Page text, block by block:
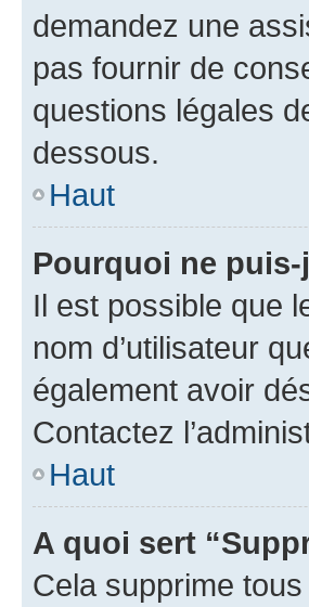
demandez une
pas fournir de
questions légales
dessous.
Haut
Pourquoi ne
Il est possible que
nom d’utilisateur
également avoir
Contactez
Haut
A quoi sert
Cela supprime